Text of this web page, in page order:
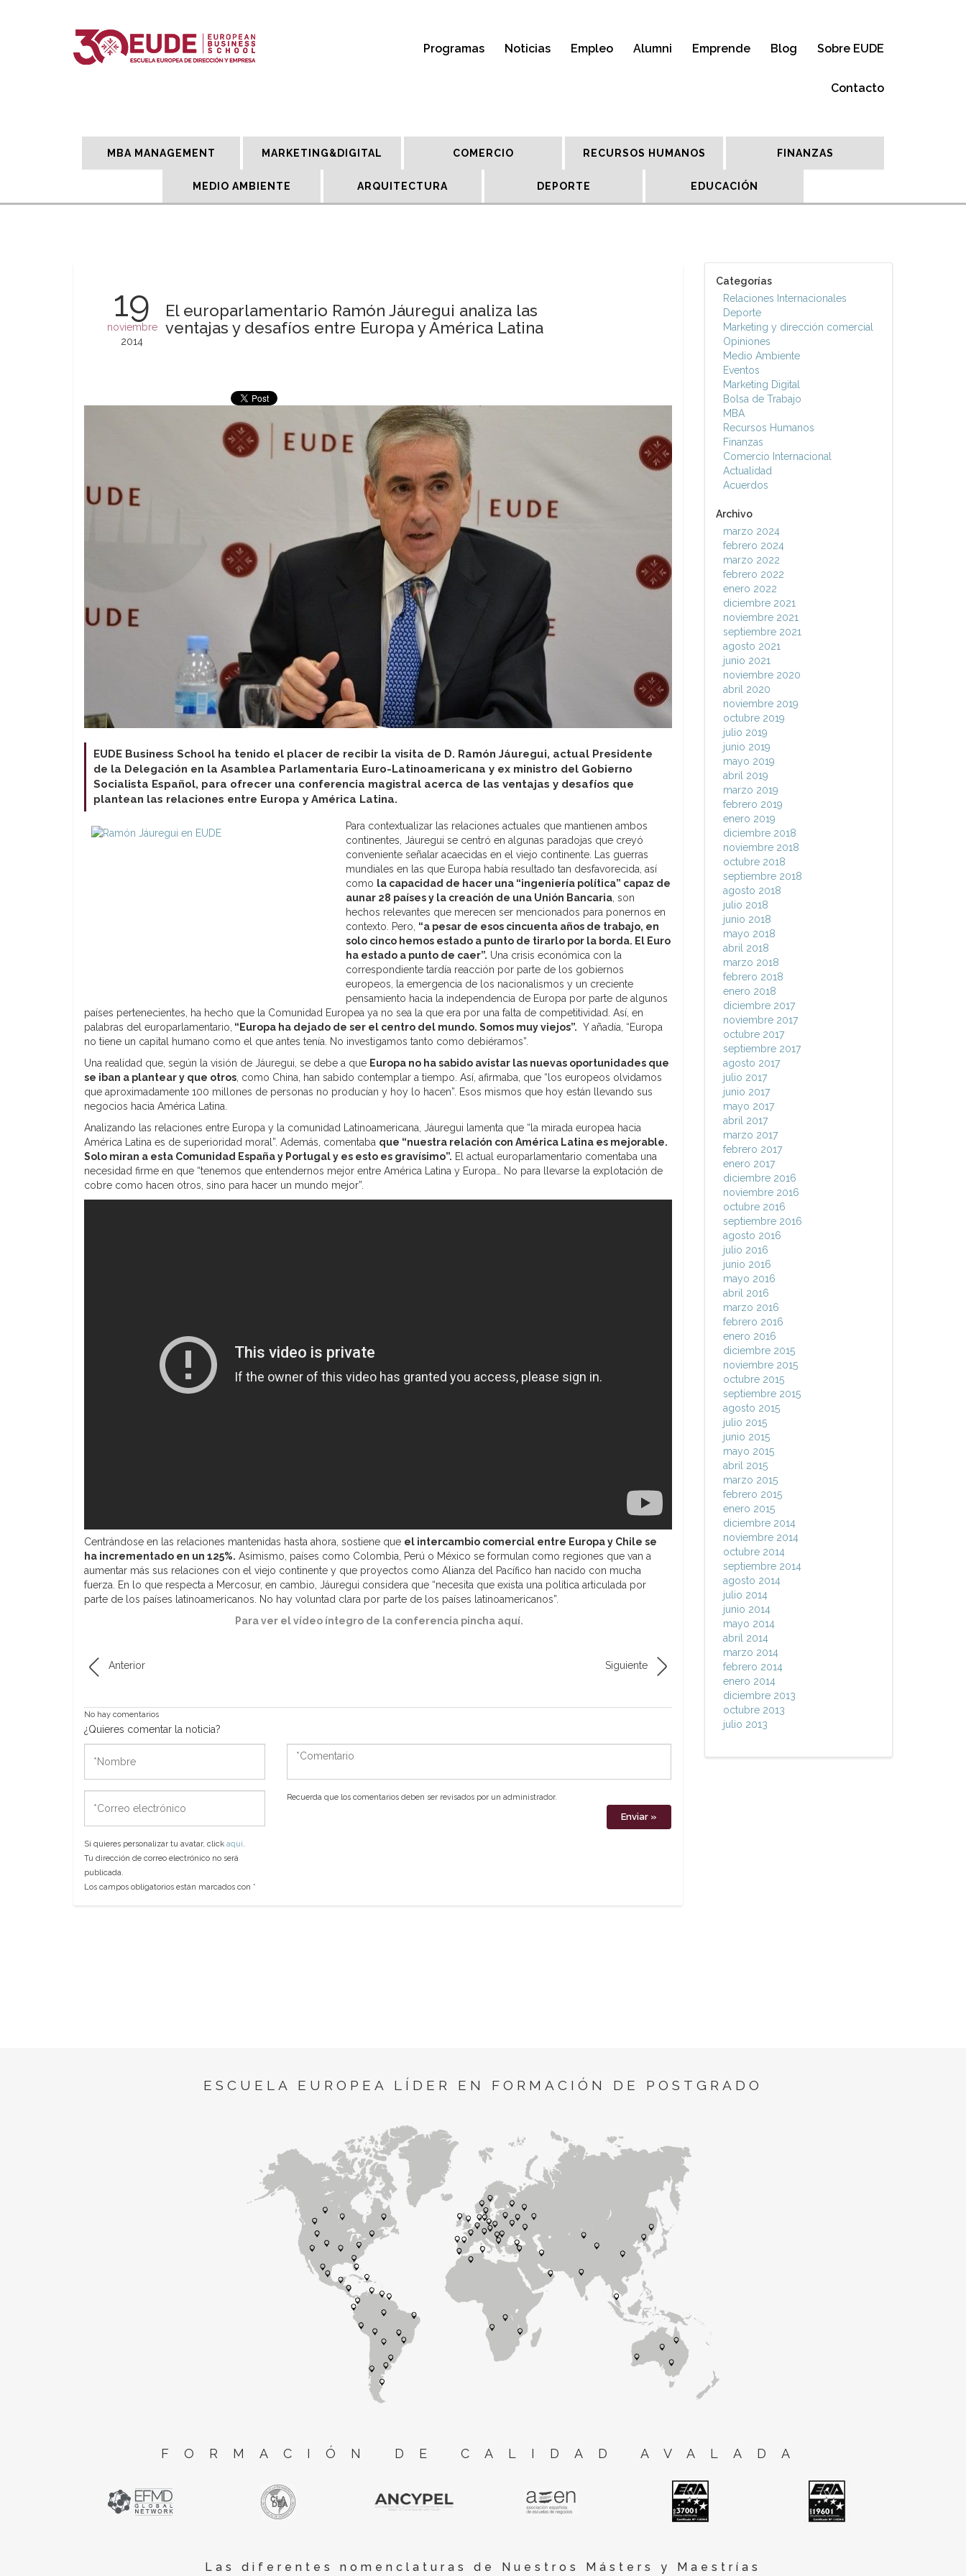
Programas Noticias Empleo Alumni Emprende Blog Sobre EUDE
Contacto
MBA MANAGEMENT MARKETING&DIGITAL COMERCIO RECURSOS HUMANOS FINANZAS
MEDIO AMBIENTE ARQUITECTURA DEPORTE EDUCACIÓN
19
noviembre
2014
El europarlamentario Ramón Jáuregui analiza las
ventajas y desafíos entre Europa y América Latina
EUDE Business School ha tenido el placer de recibir la visita de D. Ramón Jáuregui, actual Presidente
de la Delegación en la Asamblea Parlamentaria Euro-Latinoamericana y ex ministro del Gobierno
Socialista Español, para ofrecer una conferencia magistral acerca de las ventajas y desafíos que
plantean las relaciones entre Europa y América Latina.
Para contextualizar las relaciones actuales que mantienen ambos
continentes, Jáuregui se centró en algunas paradojas que creyó
conveniente señalar acaecidas en el viejo continente. Las guerras
mundiales en las que Europa había resultado tan desfavorecida, así
como la capacidad de hacer una “ingeniería política” capaz de
aunar 28 países y la creación de una Unión Bancaria , son
hechos relevantes que merecen ser mencionados para ponernos en
contexto. Pero, “a pesar de esos cincuenta años de trabajo, en
solo cinco hemos estado a punto de tirarlo por la borda. El Euro
ha estado a punto de caer”. Una crisis económica con la
correspondiente tardía reacción por parte de los gobiernos
europeos, la emergencia de los nacionalismos y un creciente
pensamiento hacia la independencia de Europa por parte de algunos
países pertenecientes, ha hecho que la Comunidad Europea ya no sea la que era por una falta de competitividad. Así, en
palabras del europarlamentario, “ Europa ha dejado de ser el centro del mundo. Somos muy viejos”. Y añadía, “Europa
no tiene un capital humano como el que antes tenía. No investigamos tanto como debiéramos”.
Una realidad que, según la visión de Jáuregui, se debe a que Europa no ha sabido avistar las nuevas oportunidades que
se iban a plantear y que otros , como China, han sabido contemplar a tiempo. Así, afirmaba, que “los europeos olvidamos
que aproximadamente 100 millones de personas no producían y hoy lo hacen”. Esos mismos que hoy están llevando sus
negocios hacia América Latina.
Analizando las relaciones entre Europa y la comunidad Latinoamericana, Jáuregui lamenta que “la mirada europea hacia
América Latina es de superioridad moral”. Además, comentaba que “nuestra relación con América Latina es mejorable.
Solo miran a esta Comunidad España y Portugal y es esto es gravísimo”. El actual europarlamentario comentaba una
necesidad firme en que “tenemos que entendernos mejor entre América Latina y Europa… No para llevarse la explotación de
cobre como hacen otros, sino para hacer un mundo mejor”.
Centrándose en las relaciones mantenidas hasta ahora, sostiene que el intercambio comercial entre Europa y Chile se
ha incrementado en un 125%. Asimismo, países como Colombia, Perú o México se formulan como regiones que van a
aumentar más sus relaciones con el viejo continente y que proyectos como Alianza del Pacífico han nacido con mucha
fuerza. En lo que respecta a Mercosur, en cambio, Jáuregui considera que “necesita que exista una política articulada por
parte de los países latinoamericanos. No hay voluntad clara por parte de los países latinoamericanos”.
Para ver el vídeo íntegro de la conferencia pincha aquí.
Anterior Siguiente
No hay comentarios
¿Quieres comentar la noticia?
electrónico
Si quieres personalizar tu avatar, click aquí.
Tu dirección de correo electrónico no será
publicada.
Los campos obligatorios están marcados con *
*Comentario
Recuerda que los comentarios deben ser revisados por un administrador.
Categorías
Relaciones Internacionales
Deporte
Marketing y dirección comercial
Opiniones
Medio Ambiente
Eventos
Marketing Digital
Bolsa de Trabajo
MBA
Recursos Humanos
Finanzas
Comercio Internacional
Actualidad
Acuerdos
Archivo
marzo 2024
febrero 2024
marzo 2022
febrero 2022
enero 2022
diciembre 2021
noviembre 2021
septiembre 2021
agosto 2021
junio 2021
noviembre 2020
abril 2020
noviembre 2019
octubre 2019
julio 2019
junio 2019
mayo 2019
abril 2019
marzo 2019
febrero 2019
enero 2019
diciembre 2018
noviembre 2018
octubre 2018
septiembre 2018
agosto 2018
julio 2018
junio 2018
mayo 2018
abril 2018
marzo 2018
febrero 2018
enero 2018
diciembre 2017
noviembre 2017
octubre 2017
septiembre 2017
agosto 2017
julio 2017
junio 2017
mayo 2017
abril 2017
marzo 2017
febrero 2017
enero 2017
diciembre 2016
noviembre 2016
octubre 2016
septiembre 2016
agosto 2016
julio 2016
junio 2016
mayo 2016
abril 2016
marzo 2016
febrero 2016
enero 2016
diciembre 2015
noviembre 2015
octubre 2015
septiembre 2015
agosto 2015
julio 2015
junio 2015
mayo 2015
abril 2015
marzo 2015
febrero 2015
enero 2015
diciembre 2014
noviembre 2014
octubre 2014
septiembre 2014
agosto 2014
julio 2014
junio 2014
mayo 2014
abril 2014
marzo 2014
febrero 2014
enero 2014
diciembre 2013
octubre 2013
julio 2013
ESCUELA EUROPEA LÍDER EN FORMACIÓN DE POSTGRADO
FORMACIÓN DE CALIDAD AVALADA
Las diferentes nomenclaturas de Nuestros Másters y Maestrías